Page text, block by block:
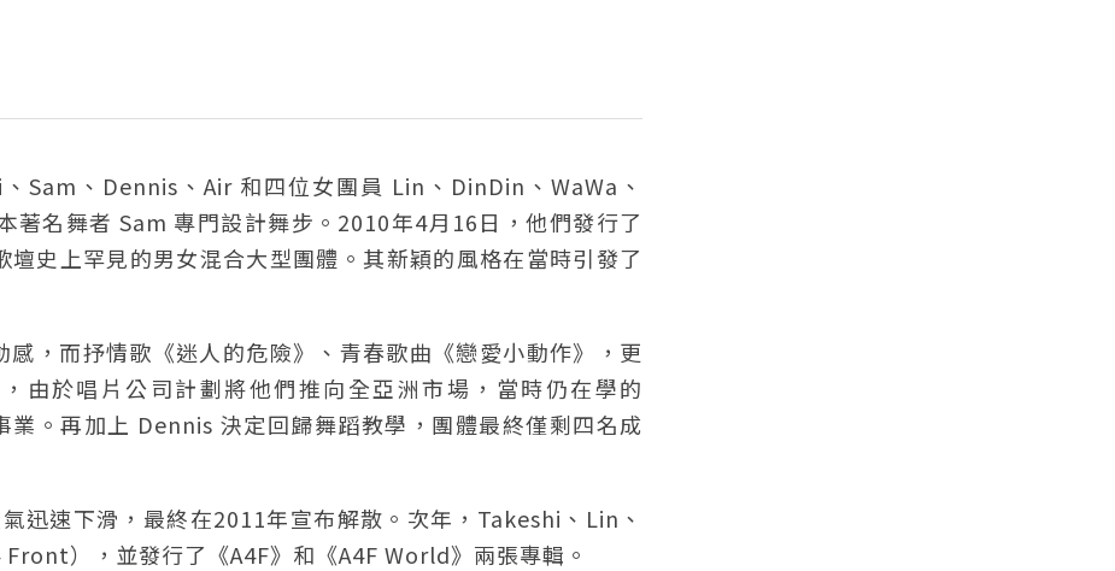
Sam、Dennis、Air 和四位女團員 Lin、DinDin、WaWa、
著名舞者 Sam 專門設計舞步。2010年4月16日，他們發行了
史上罕見的男女混合大型團體。其新穎的風格在當時引發了
，而抒情歌《迷人的危險》、青春歌曲《戀愛小動作》，更
由於唱片公司計劃將他們推向全亞洲市場，當時仍在學的
。再加上 Dennis 決定回歸舞蹈教學，團體最終僅剩四名成
迅速下滑，最終在2011年宣布解散。次年，Takeshi、Lin、
），並發行了《A4F》和《A4F World》兩張專輯。